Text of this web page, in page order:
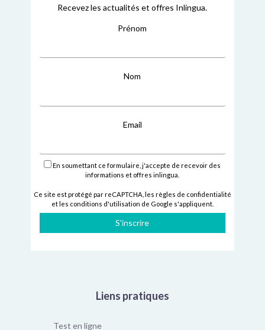
Recevez les actualités et offres Inlingua.
Prénom
Nom
Email
En soumettant ce formulaire, j'accepte de recevoir des
informations et offres inlingua.
Ce site est protégé par reCAPTCHA, les règles de confidentialité
etles conditions d'utilisation de Google s'appliquent.
S'inscrire
Liens pratiques
Test en ligne